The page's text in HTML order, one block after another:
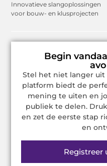
Innovatieve slangoplossingen
voor bouw- en klusprojecten
Begin
Stel het niet langer uit
platform biedt de
mening te uiten en
publiek te delen.
en zet de eerste stap
en
Registreer